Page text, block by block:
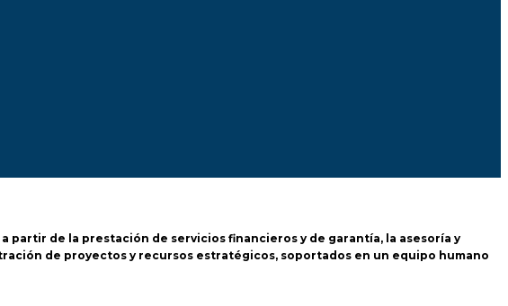
partir de la prestación de servicios financieros y de garantía, la asesoría y
de proyectos y recursos estratégicos, soportados en un equipo humano